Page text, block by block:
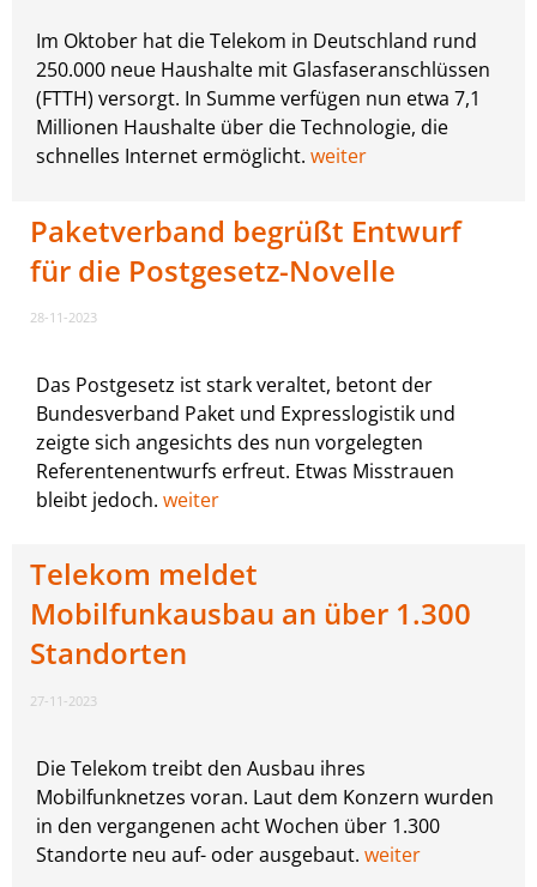
Im Oktober hat die Telekom in Deutschland rund
250.000 neue Haushalte mit Glasfaseranschlüssen
(FTTH) versorgt. In Summe verfügen nun etwa 7,1
Millionen Haushalte über die Technologie, die
schnelles Internet ermöglicht. weiter
Paketverband begrüßt Entwurf
für die Postgesetz-Novelle
28-11-2023
Das Postgesetz ist stark veraltet, betont der
Bundesverband Paket und Expresslogistik und
zeigte sich angesichts des nun vorgelegten
Referentenentwurfs erfreut. Etwas Misstrauen
bleibt jedoch. weiter
Telekom meldet
Mobilfunkausbau an über 1.300
Standorten
27-11-2023
Die Telekom treibt den Ausbau ihres
Mobilfunknetzes voran. Laut dem Konzern wurden
in den vergangenen acht Wochen über 1.300
Standorte neu auf- oder ausgebaut. weiter